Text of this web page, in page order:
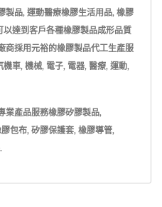
製品, 運動醫療橡膠生活用品, 橡膠
達到客戶各種橡膠製品成形品質
商採用元裕的橡膠製品代工生產服
車, 機械, 電子, 電器, 醫療, 運動,
業產品服務橡膠矽膠製品,
膠包布, 矽膠保護套, 橡膠導管,
.